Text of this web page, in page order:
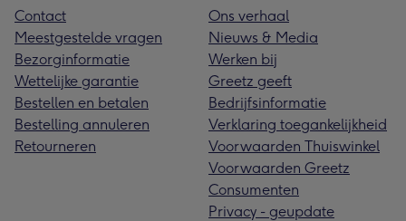
Contact
Meestgestelde vragen
Bezorginformatie
Wettelijke garantie
Bestellen en betalen
Bestelling annuleren
Retourneren
Ons verhaal
Nieuws & Media
Werken bij
Greetz geeft
Bedrijfsinformatie
Verklaring toegankelijkheid
Voorwaarden Thuiswinkel
Voorwaarden Greetz
Consumenten
Privacy - geupdate